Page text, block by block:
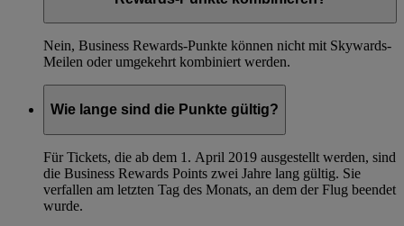
Nein, Business Rewards-Punkte können nicht mit Skywards-
Meilen oder umgekehrt kombiniert werden.
Wie lange sind die Punkte gültig?
Für Tickets, die ab dem 1. April 2019 ausgestellt werden, sind
die Business Rewards Points zwei Jahre lang gültig. Sie
verfallen am letzten Tag des Monats, an dem der Flug beendet
wurde.